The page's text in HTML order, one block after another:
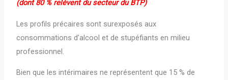
(dont 80 % relèvent du secteur du BTP)
Les profils précaires sont surexposés aux
consommations d’alcool et de stupéfiants en milieu
professionnel.
Bien que les intérimaires ne représentent que 15 % de